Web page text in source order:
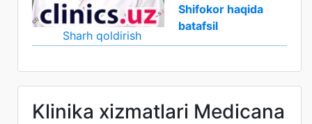
Sharh qoldirish
Shifokor haqida
batafsil
Klinika xizmatlari Medicana